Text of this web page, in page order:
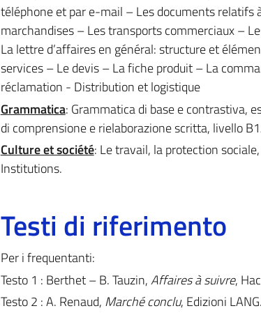
téléphone et par e-mail – Les documents relatifs
marchandises – Les transports commerciaux –
La lettre d’affaires en général: structure et
services – Le devis – La fiche produit – La
réclamation - Distribution et logistique
Grammatica: Grammatica di base e contrastiva,
di comprensione e rielaborazione scritta, livello
Culture et société: Le travail, la protection
Institutions.
Testi di riferimento
Per i frequentanti:
Testo 1 : Berthet – B. Tauzin,Affaires à suivre,
Testo 2 : A. Renaud, Marché conclu, Edizioni LANG.